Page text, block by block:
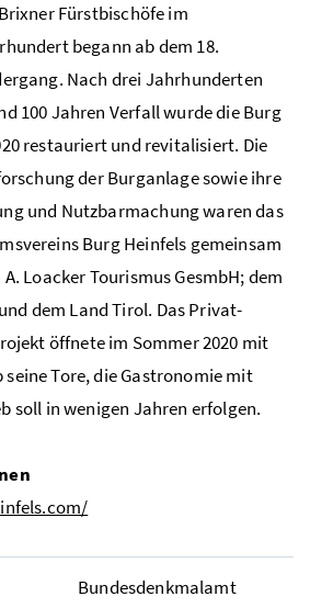
Fürstbischöfe im
begann ab dem 18.
Nach drei Jahrhunderten
100 Jahren Verfall wurde die Burg
restauriert und revitalisiert. Die
der Burganlage sowie ihre
und Nutzbarmachung waren das
Burg Heinfels gemeinsam
Loacker Tourismus GesmbH; dem
dem Land Tirol. Das Privat-
öffnete im Sommer 2020 mit
Tore, die Gastronomie mit
soll in wenigen Jahren erfolgen.
Bundesdenkmalamt